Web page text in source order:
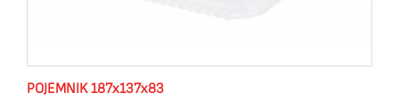
POJEMNIK 187x137x83